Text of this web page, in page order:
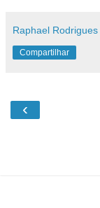
Raphael Rodrigues
Compartilhar
‹